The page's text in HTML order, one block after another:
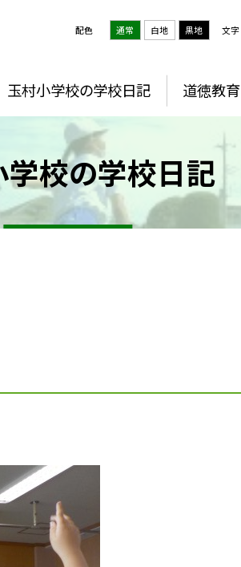
配色 通常 白地 黒地 文字
玉村小学校の学校日記 道徳教育
校の学校日記